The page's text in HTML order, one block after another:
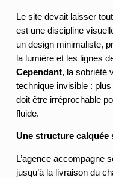
Le site devait laisser
est une discipline
un design minimaliste,
la lumière et les lignes
Cependant, la sobriété
technique invisible :
doit être irréprochable
fluide.
Une structure calquée
L’agence accompagne
jusqu’à la livraison du